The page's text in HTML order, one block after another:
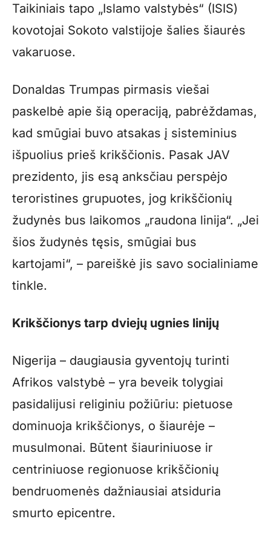
Taikiniais tapo „Islamo valstybės“ (ISIS)
kovotojai Sokoto valstijoje šalies šiaurės
vakaruose.
Donaldas Trumpas pirmasis viešai
paskelbė apie šią operaciją, pabrėždamas,
kad smūgiai buvo atsakas į sisteminius
išpuolius prieš krikščionis. Pasak JAV
prezidento, jis esą anksčiau perspėjo
teroristines grupuotes, jog krikščionių
žudynės bus laikomos „raudona linija“. „Jei
šios žudynės tęsis, smūgiai bus
kartojami“, – pareiškė jis savo socialiniame
tinkle.
Krikščionys tarp dviejų ugnies linijų
Nigerija – daugiausia gyventojų turinti
Afrikos valstybė – yra beveik tolygiai
pasidalijusi religiniu požiūriu: pietuose
dominuoja krikščionys, o šiaurėje –
musulmonai. Būtent šiauriniuose ir
centriniuose regionuose krikščionių
bendruomenės dažniausiai atsiduria
smurto epicentre.